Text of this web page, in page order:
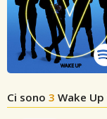
Ci sono 3 Wake Up